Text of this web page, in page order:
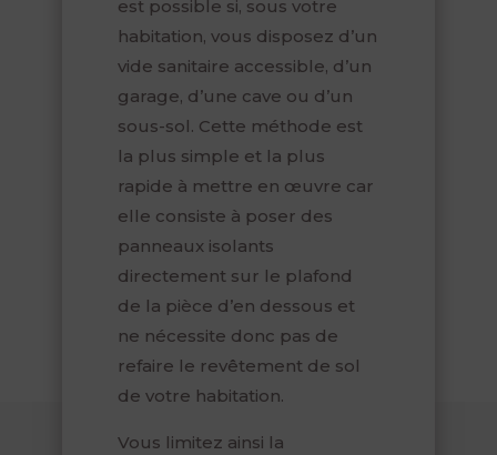
est possible si, sous votre
habitation, vous disposez d’un
vide sanitaire accessible, d’un
garage, d’une cave ou d’un
sous-sol. Cette méthode est
la plus simple et la plus
rapide à mettre en œuvre car
elle consiste à poser des
panneaux isolants
directement sur le plafond
de la pièce d’en dessous et
ne nécessite donc pas de
refaire le revêtement de sol
de votre habitation.
Vous limitez ainsi la